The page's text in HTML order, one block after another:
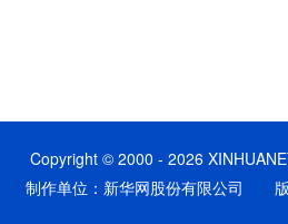
Copyright © 2000 - 2026
制作单位：新华网股份有限公司 版